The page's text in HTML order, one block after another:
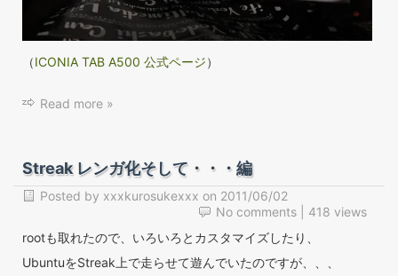
（ICONIA TAB A500 公式ページ）
Read more »
Streak レンガ化そして・・・編
Posted by xxxkurosukexxx on 2011/06/02
No comments | 418 views
rootも取れたので、いろいろとカスタマイズしたり、
UbuntuをStreak上で走らせて遊んでいたのですが、、、